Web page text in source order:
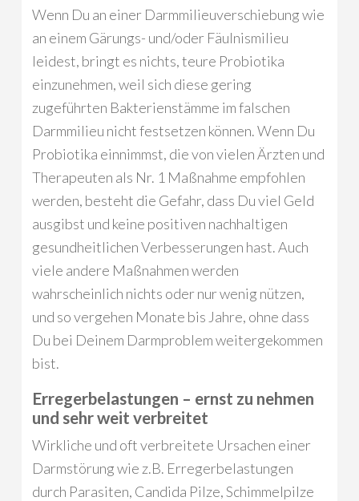
Wenn Du an einer Darmmilieuverschiebung wie
an einem Gärungs- und/oder Fäulnismilieu
leidest, bringt es nichts, teure Probiotika
einzunehmen, weil sich diese gering
zugeführten Bakterienstämme im falschen
Darmmilieu nicht festsetzen können. Wenn Du
Probiotika einnimmst, die von vielen Ärzten und
Therapeuten als Nr. 1 Maßnahme empfohlen
werden, besteht die Gefahr, dass Du viel Geld
ausgibst und keine positiven nachhaltigen
gesundheitlichen Verbesserungen hast. Auch
viele andere Maßnahmen werden
wahrscheinlich nichts oder nur wenig nützen,
und so vergehen Monate bis Jahre, ohne dass
Du bei Deinem Darmproblem weitergekommen
bist.
Erregerbelastungen – ernst zu nehmen
und sehr weit verbreitet
Wirkliche und oft verbreitete Ursachen einer
Darmstörung wie z.B. Erregerbelastungen
durch Parasiten, Candida Pilze, Schimmelpilze